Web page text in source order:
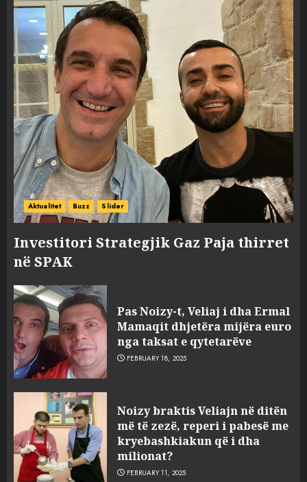
Aktualitet Buzz Slider
Investitori Strategjik Gaz Paja thirret
në SPAK
Pas Noizy-t, Veliaj i dha Ermal
Mamaqit dhjetëra mijëra euro
nga taksat e qytetarëve
FEBRUARY 18, 2025
Noizy braktis Veliajn në ditën
më të zezë, reperi i pabesë me
kryebashkiakun që i dha
milionat?
FEBRUARY 11, 2025
3
sulmuan “One Albania”,
ngjarja u fsheh. A u vodhën
serverat?
MARCH 25, 2025